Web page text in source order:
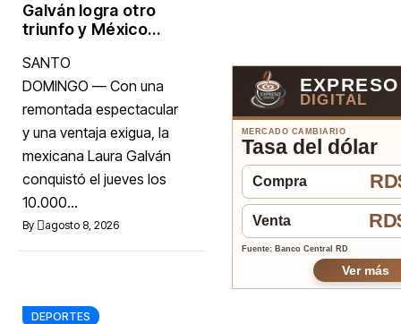
Galván logra otro
triunfo y México
oros en
Centroamericanos
SANTO
DOMINGO — Con una
remontada espectacular
y una ventaja exigua, la
mexicana Laura Galván
conquistó el jueves los
10.000...
By agosto 8, 2026
DEPORTES
EXPRESO
DIGITAL
MERCADO CAMBIARIO
Tasa del dólar
Compra
Venta
Fuente: Banco Central RD
Ver más